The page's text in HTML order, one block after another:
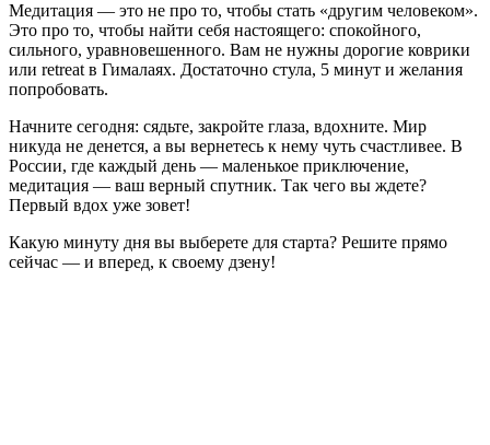
Медитация — это не про то, чтобы стать «другим человеком».
Это про то, чтобы найти себя настоящего: спокойного,
сильного, уравновешенного. Вам не нужны дорогие коврики
или retreat в Гималаях. Достаточно стула, 5 минут и желания
попробовать.
Начните сегодня: сядьте, закройте глаза, вдохните. Мир
никуда не денется, а вы вернетесь к нему чуть счастливее. В
России, где каждый день — маленькое приключение,
медитация — ваш верный спутник. Так чего вы ждете?
Первый вдох уже зовет!
Какую минуту дня вы выберете для старта? Решите прямо
сейчас — и вперед, к своему дзену!